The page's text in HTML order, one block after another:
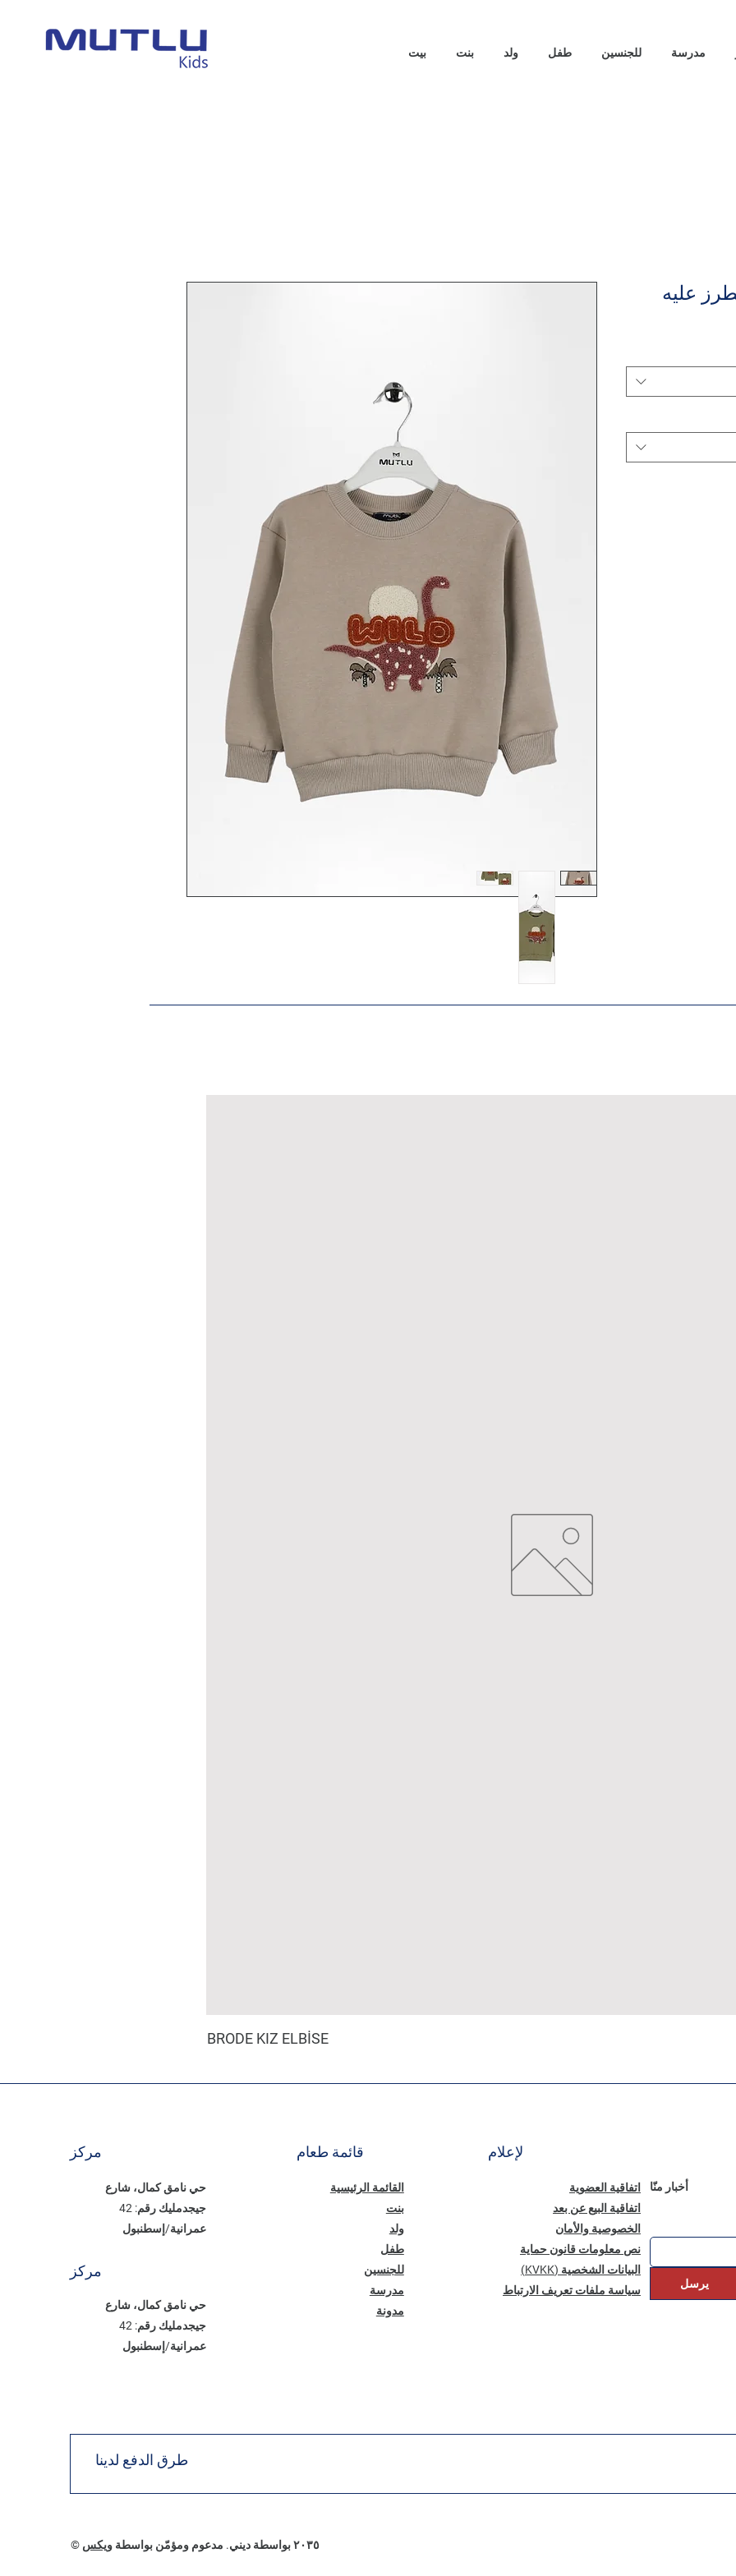
بيت بنت ولد طفل للجنسين مدرسة
عليه
BRODE KIZ ELBİSE
مركز
حي نامق كمال، شارع
جيجدمليك رقم: 42
عمرانية/إسطنبول
مركز
حي نامق كمال، شارع
جيجدمليك رقم: 42
عمرانية/إسطنبول
قائمة طعام
القائمة الرئيسية
بنت
ولد
طفل
للجنسين
مدرسة
مدونة
لإعلام
اتفاقية العضوية
اتفاقية البيع عن بعد
الخصوصية والأمان
نص معلومات قانون حماية
البيانات الشخصية (KVKK)
سياسة ملفات تعريف الارتباط
أخبار منّا
يرسل
طرق الدفع لدينا
© ٢٠٣٥ بواسطة ديني. مدعوم ومؤمّن بواسطة ويكس